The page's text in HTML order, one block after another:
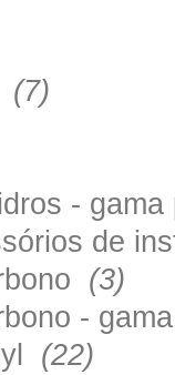
(7)
-
de
(3)
-
(22)